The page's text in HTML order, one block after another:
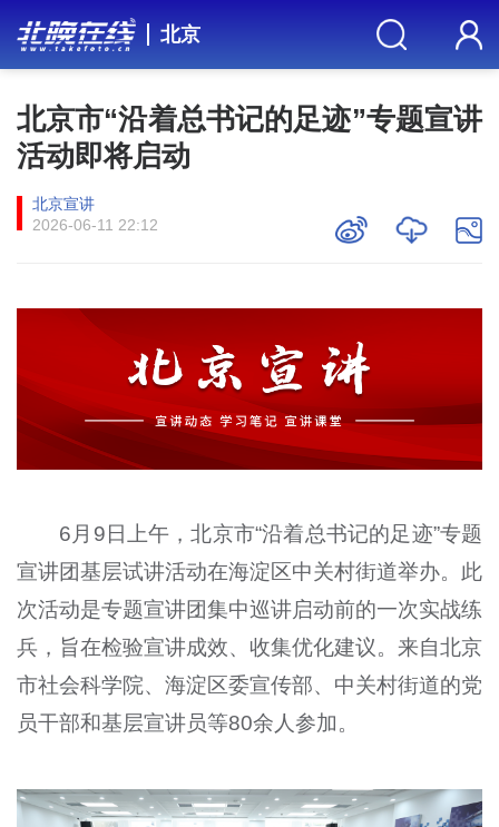
北京
北京市“沿着总书记的足迹”专题宣讲
活动即将启动
北京宣讲
2026-06-11 22:12
6月9日上午，北京市“沿着总书记的足迹”专题
宣讲团基层试讲活动在海淀区中关村街道举办。此
次活动是专题宣讲团集中巡讲启动前的一次实战练
兵，旨在检验宣讲成效、收集优化建议。来自北京
市社会科学院、海淀区委宣传部、中关村街道的党
员干部和基层宣讲员等80余人参加。